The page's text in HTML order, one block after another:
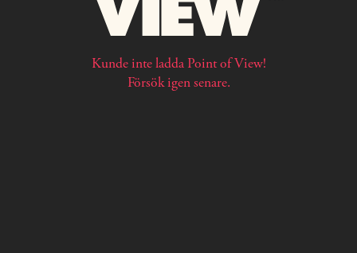
Kunde inte ladda Point of View!
Försök igen senare.